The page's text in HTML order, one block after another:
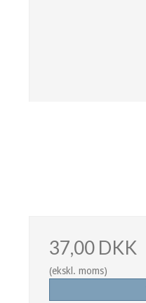
37,00 DKK
(ekskl. moms)